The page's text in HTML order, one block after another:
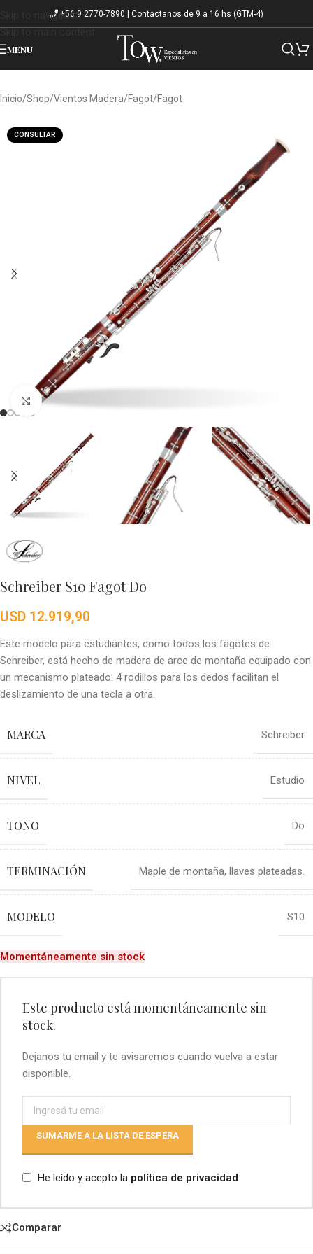
Skip to navigation
Skip to main content
+56 9 2770-7890 | Contactanos de 9 a 16 hs (GTM-4)
MENU
Inicio/Shop/Vientos Madera/Fagot/Fagot
CONSULTAR
Click to enlarge
Schreiber S10 Fagot Do
USD 12.919,90
Este modelo para estudiantes, como todos los fagotes de
Schreiber, está hecho de madera de arce de montaña equipado con
un mecanismo plateado. 4 rodillos para los dedos facilitan el
deslizamiento de una tecla a otra.
MARCA Schreiber
NIVEL Estudio
TONO Do
TERMINACIÓN Maple de montaña, llaves plateadas.
MODELO S10
Momentáneamente sin stock
Este producto está momentáneamente sin
stock.
Dejanos tu email y te avisaremos cuando vuelva a estar
disponible.
SUMARME A LA LISTA DE ESPERA
He leído y acepto la política de privacidad
Comparar